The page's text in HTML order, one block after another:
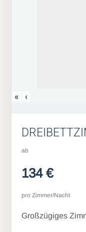
« ‹
ab
134 €
pro Zimmer/Nacht
Großzügiges